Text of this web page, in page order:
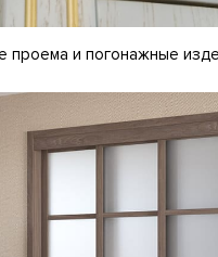
проема и погонажные